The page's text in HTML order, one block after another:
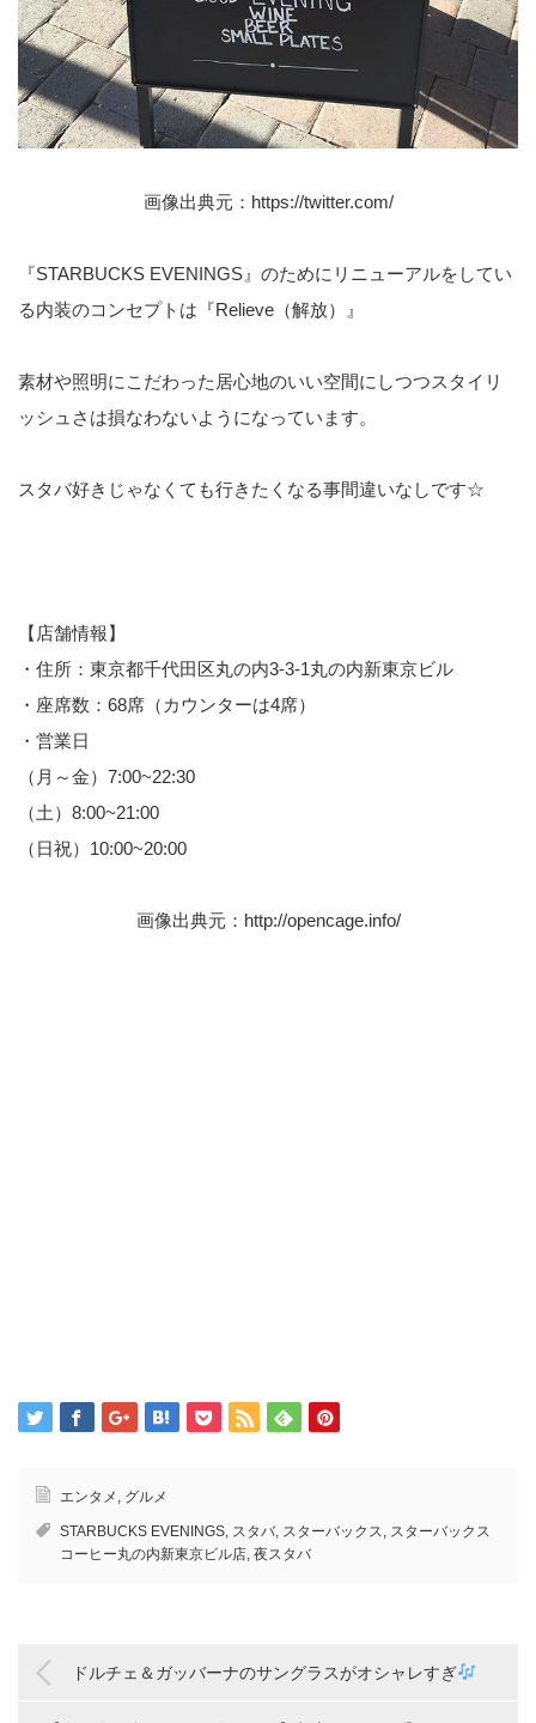
画像出典元： https://twitter.com/
『STARBUCKS EVENINGS』のためにリニューアルをしてい
る内装のコンセプトは『Relieve（解放）』
素材や照明にこだわった居心地のいい空間にしつつスタイリ
ッシュさは損なわないようになっています。
スタバ好きじゃなくても行きたくなる事間違いなしです☆
【店舗情報】
・住所：東京都千代田区丸の内3-3-1丸の内新東京ビル
・座席数：68席（カウンターは4席）
・営業日
（月～金）7:00~22:30
（土）8:00~21:00
（日祝）10:00~20:00
画像出典元： http://opencage.info/
エンタメ グルメ
STARBUCKS EVENINGS スタバ, スターバックス
スターバックス
コーヒー丸の内新東京ビル店 夜スタバ
ドルチェ＆ガッバーナのサングラスがオシャレすぎ